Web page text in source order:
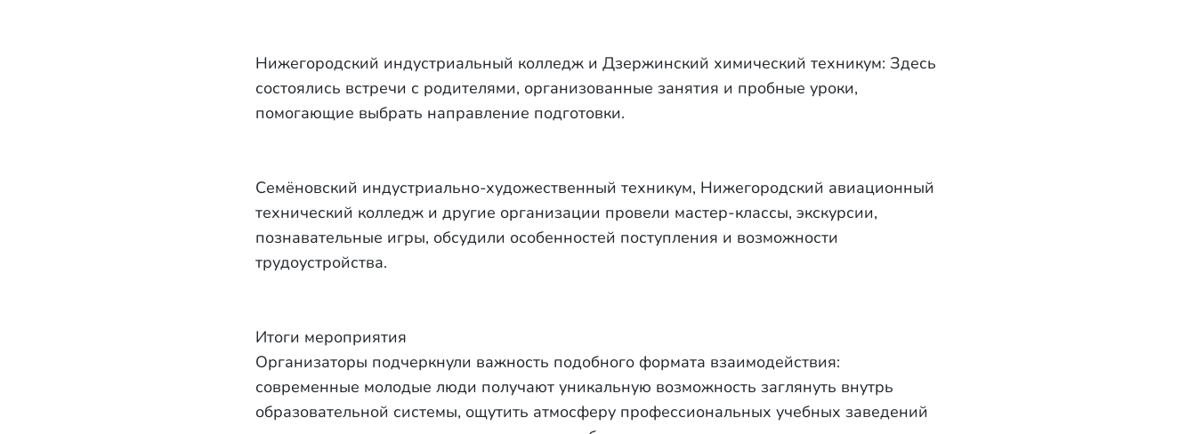
Нижегородский индустриальный колледж и Дзержинский химический техникум: Здесь
состоялись встречи с родителями, организованные занятия и пробные уроки,
помогающие выбрать направление подготовки.
Семёновский индустриально-художественный техникум, Нижегородский авиационный
технический колледж и другие организации провели мастер-классы, экскурсии,
познавательные игры, обсудили особенностей поступления и возможности
трудоустройства.
Итоги мероприятия
Организаторы подчеркнули важность подобного формата взаимодействия:
современные молодые люди получают уникальную возможность заглянуть внутрь
образовательной системы, ощутить атмосферу профессиональных учебных заведений